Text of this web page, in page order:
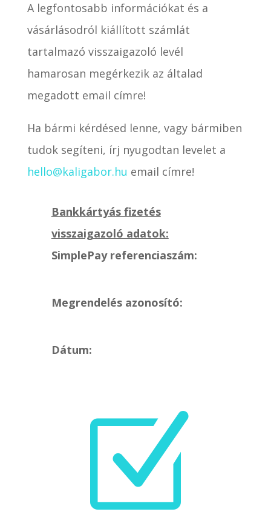
A legfontosabb információkat és a
vásárlásodról kiállított számlát
tartalmazó visszaigazoló levél
hamarosan megérkezik az általad
megadott email címre!
Ha bármi kérdésed lenne, vagy bármiben
tudok segíteni, írj nyugodtan levelet a
hello@kaligabor.hu email címre!
Bankkártyás fizetés
visszaigazoló adatok:
SimplePay referenciaszám:
Megrendelés azonosító:
Dátum:
Z